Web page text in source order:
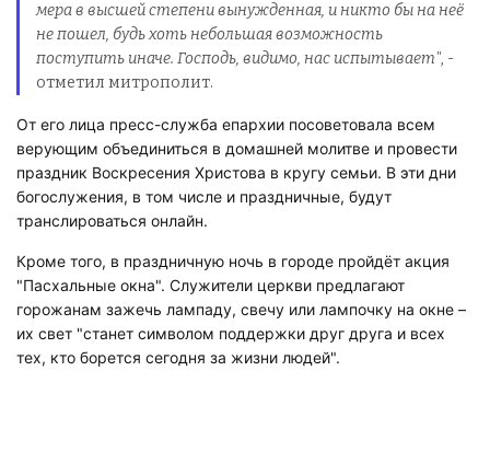
мера в высшей степени вынужденная, и никто бы на неё
не пошел, будь хоть небольшая возможность
поступить иначе. Господь, видимо, нас испытывает", -
отметил митрополит.
От его лица пресс-служба епархии посоветовала всем
верующим объединиться в домашней молитве и провести
праздник Воскресения Христова в кругу семьи. В эти дни
богослужения, в том числе и праздничные, будут
транслироваться онлайн.
Кроме того, в праздничную ночь в городе пройдёт акция
"Пасхальные окна". Служители церкви предлагают
горожанам зажечь лампаду, свечу или лампочку на окне –
их свет "станет символом поддержки друг друга и всех
тех, кто борется сегодня за жизни людей".